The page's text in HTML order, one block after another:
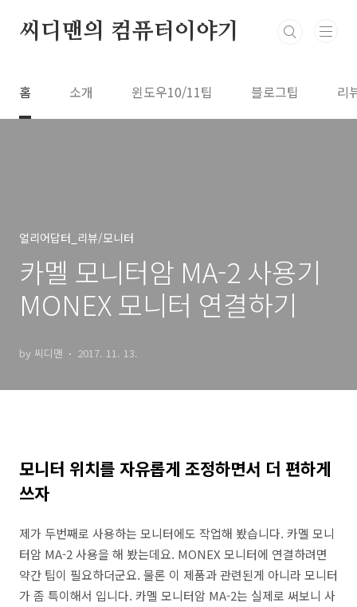
씨디맨의 컴퓨터이야기
홈 소개 윈도우10/11팁 블로그팁 리
얼리어답터_리뷰/모니터
카멜 모니터암 MA-2 사용기
MONEX 모니터 연결하기
by 씨디맨 2017. 11. 13.
모니터 위치를 자유롭게 조정하면서 더 편하게
쓰자
제가 두번째로 사용하는 모니터에도 작업해 봤습니다. 카멜 모니
터암 MA-2 사용을 해 봤는데요. MONEX 모니터에 연결하려면
약간 팁이 필요하더군요. 물론 이 제품과 관련된게 아니라 모니터
가 좀 특이해서 입니다. 카멜 모니터암 MA-2는 실제로 써보니 사